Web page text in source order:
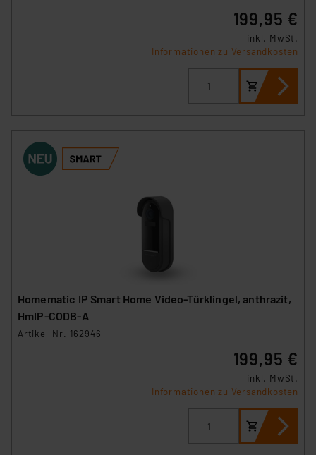
199,95 €
inkl. MwSt.
Informationen zu Versandkosten
Homematic IP Smart Home Video-Türklingel, anthrazit,
HmIP-CODB-A
Artikel-Nr. 162946
199,95 €
inkl. MwSt.
Informationen zu Versandkosten